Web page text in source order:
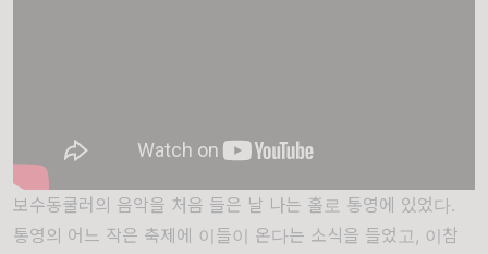
보수동쿨러의 음악을 처음 들은 날 나는 홀로 통영에 있었다.
통영의 어느 작은 축제에 이들이 온다는 소식을 들었고, 이참